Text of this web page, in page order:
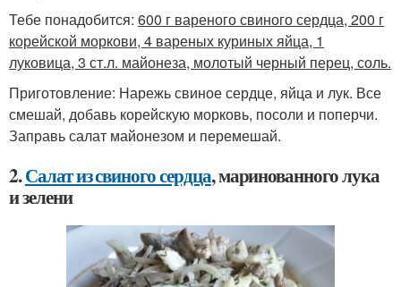
Тебе понадобится: 600 г вареного свиного сердца, 200 г
корейской моркови, 4 вареных куриных яйца, 1
луковица, 3 ст.л. майонеза, молотый черный перец, соль.
Приготовление: Нарежь свиное сердце, яйца и лук. Все
смешай, добавь корейскую морковь, посоли и поперчи.
Заправь салат майонезом и перемешай.
2.Салат из свиного сердца, маринованного лука
и зелени